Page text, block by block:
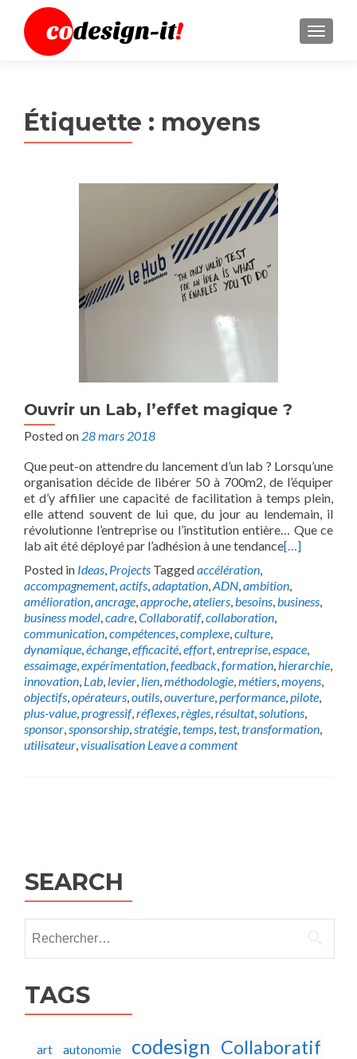
MENU
Étiquette : moyens
Ouvrir un Lab, l’effet magique ?
Posted on 28 mars 2018
Que peut-on attendre du lancement d’un lab ? Lorsqu’une
organisation décide de libérer 50 à 700m2, de l’équiper
et d’y affilier une capacité de facilitation à temps plein,
elle attend souvent de lui que, du jour au lendemain, il
révolutionne l’entreprise ou l’institution entière… Que ce
lab ait été déployé par l’adhésion à une tendance[…]
Posted in Ideas, Projects Taggedaccélération,
accompagnement,actifs,adaptation,ADN,ambition,
amélioration,ancrage,approche,ateliers,besoins,business,
business model,cadre,Collaboratif,collaboration,
communication,compétences,complexe,culture,
dynamique,échange,efficacité,effort,entreprise,espace,
essaimage,expérimentation,feedback,formation,hierarchie,
innovation, Lab, levier, lien,méthodologie,métiers,moyens,
objectifs,opérateurs,outils,ouverture,performance,pilote,
plus-value,progressif,réflexes,règles,résultat,solutions,
sponsor,sponsorship,stratégie,temps,test,transformation,
utilisateur,visualisation Leave a comment
SEARCH
TAGS
art autonomie codesign Collaboratif